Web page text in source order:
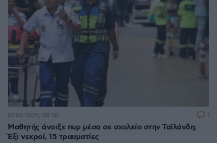
Μαθητής άνοιξε πυρ μέσα σε σχολείο στην Ταϊλάνδη:
Έξι νεκροί, 15 τραυματίες
07.08.2026, 08:58 1